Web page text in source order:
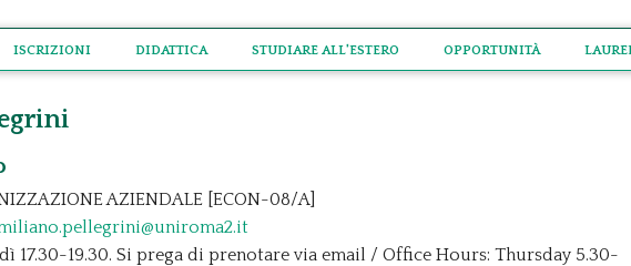
Iscrizioni Didattica Studiare all'estero Opportunità
AZIENDALE [ECON-08/A]
17.30-19.30. Si prega di prenotare via email / Office Hours: Thursday 5.30-